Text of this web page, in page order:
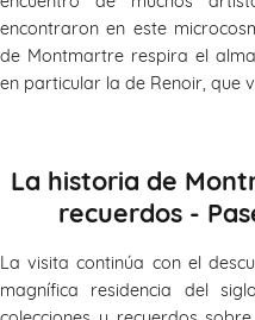
encontraron en este
de Montmartre respira el
en particular la de Renoir, que
La historia de
recuerdos -
La visita continúa con el
magnífica residencia del